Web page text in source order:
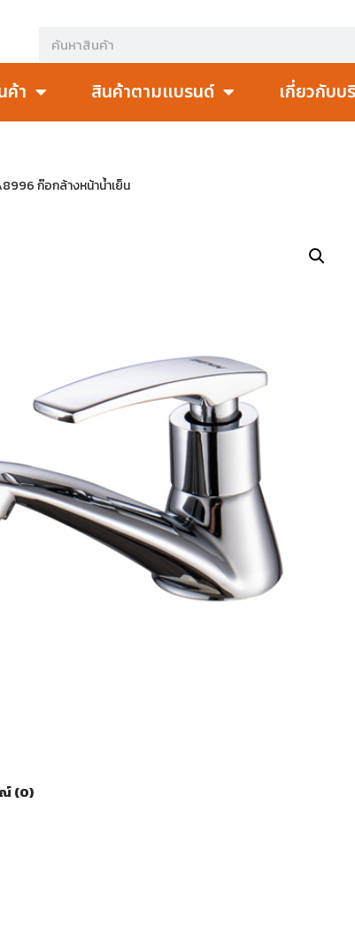
ค้า สินค้าตามแบรนด์ เกี่ยวกับบ
ก๊อกล้างหน้าน้ำเย็น
(0)